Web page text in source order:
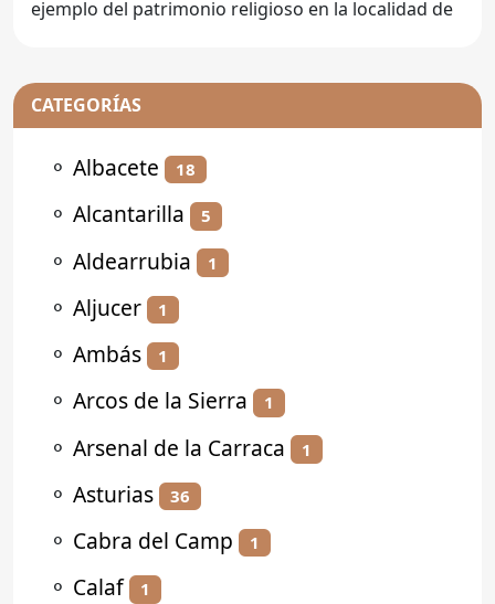
ejemplo del patrimonio religioso en la localidad de
CATEGORÍAS
⚬ Albacete 18
⚬ Alcantarilla 5
⚬ Aldearrubia 1
⚬ Aljucer 1
⚬ Ambás 1
⚬ Arcos de la Sierra 1
⚬ Arsenal de la Carraca 1
⚬ Asturias 36
⚬ Cabra del Camp 1
⚬ Calaf 1